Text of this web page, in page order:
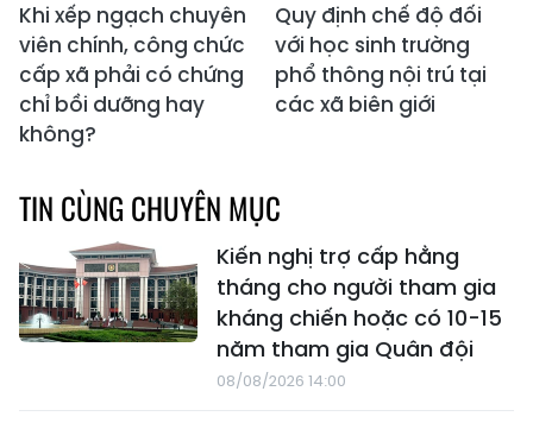
Khi xếp ngạch chuyên
viên chính, công chức
cấp xã phải có chứng
chỉ bồi dưỡng hay
không?
Quy định chế độ đối
với học sinh trường
phổ thông nội trú tại
các xã biên giới
TIN CÙNG CHUYÊN MỤC
Kiến nghị trợ cấp hằng
tháng cho người tham gia
kháng chiến hoặc có 10-15
năm tham gia Quân đội
08/08/2026 14:00